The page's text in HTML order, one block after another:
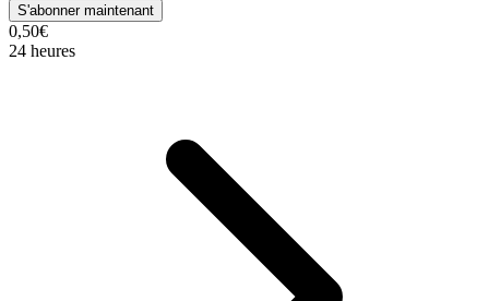
S'abonner maintenant
0,50€
24 heures